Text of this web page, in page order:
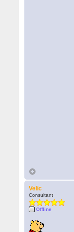
Velic
Consultant
Offline